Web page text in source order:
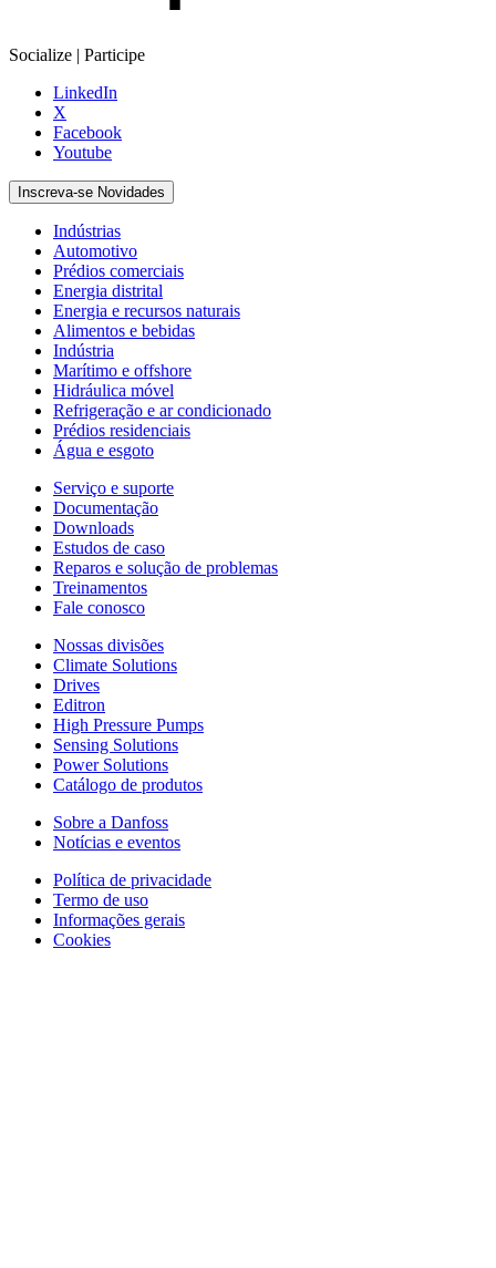
Socialize | Participe
LinkedIn
X
Facebook
Youtube
Inscreva-se Novidades
Indústrias
Automotivo
Prédios comerciais
Energia distrital
Energia e recursos naturais
Alimentos e bebidas
Indústria
Marítimo e offshore
Hidráulica móvel
Refrigeração e ar condicionado
Prédios residenciais
Água e esgoto
Serviço e suporte
Documentação
Downloads
Estudos de caso
Reparos e solução de problemas
Treinamentos
Fale conosco
Nossas divisões
Climate Solutions
Drives
Editron
High Pressure Pumps
Sensing Solutions
Power Solutions
Catálogo de produtos
Sobre a Danfoss
Notícias e eventos
Política de privacidade
Termo de uso
Informações gerais
Cookies